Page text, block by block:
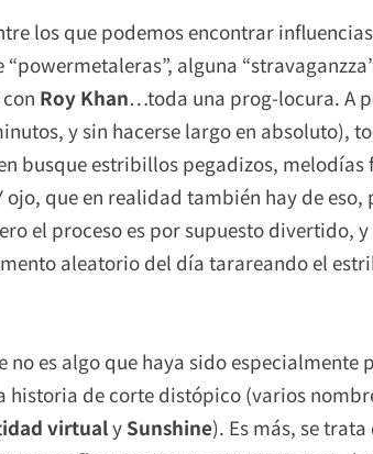
los que podemos encontrar
alguna
Roy Khan…toda una prog-locura. A
y sin hacerse largo en absoluto),
busque estribillos pegadizos,
que en realidad también hay de
el proceso es por supuesto divertido,
aleatorio del día tarareando el
es algo que haya sido
de corte distópico (varios
virtualy Sunshine). Es más, se